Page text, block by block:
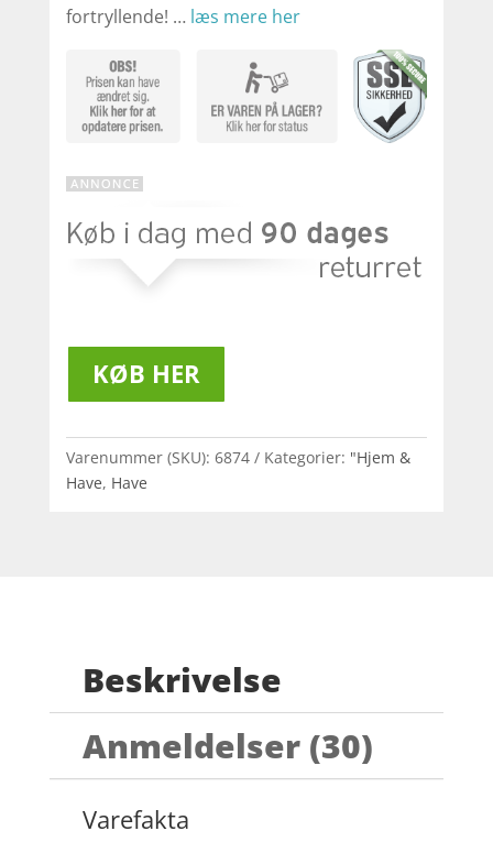
fortryllende! … læs mere her
KØB HER
Varenummer (SKU): 6874 Kategorier: "Hjem &
Have, Have
Beskrivelse
Anmeldelser (30)
Varefakta